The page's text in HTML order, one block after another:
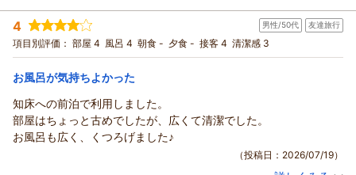
スタッフ一同、日々サービスの向上に努めて参ります。
ご滞在中は、温泉・お食事・お部屋ともご満足頂けたようで何
よりでございます。
素敵な旅の一ページに刻んで頂いて大変嬉しく思います。
また是非、ゆったりとした時間を過ごしにいらして下さい。
おります。
（返信日：2026/08/05）
投稿者： サルさん(女性/50代)
宿泊プラン： 素泊りプラン ≪駐車場無料≫ 食事なし
宿泊価格帯： 8,001～9,000円(大人一人あたり/税込)
ホテル緑清荘からの返信
この度は当ホテルのご利用、また口コミにご投稿頂きまして誠
にありがとうございます。
ご滞在中は、お部屋・温泉とご満足頂けたようでなによりでご
ざいます。
斜里岳を一望できる当ホテルの眺望は、自慢の一つでございま
4 男性/50代 友達旅行
項目別評価： 部屋 4 風呂 4 朝食 - 夕食 - 接客 4 清潔感 3
お風呂が気持ちよかった
知床への前泊で利用しました。
部屋はちょっと古めでしたが、広くて清潔でした。
お風呂も広く、くつろげました♪
（投稿日：2026/07/19）